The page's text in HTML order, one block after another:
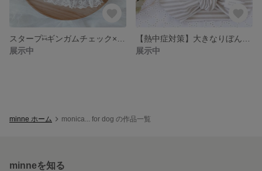
展示中
展示中
minne ホーム monica... for dog の作品一覧
minneを知る